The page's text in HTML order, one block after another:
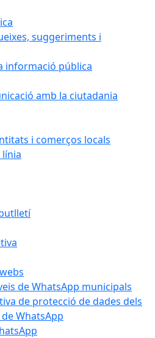
suggeriments i
informació pública
amb la ciutadania
i comerços locals
línia
de WhatsApp municipals
de protecció de dades dels
WhatsApp